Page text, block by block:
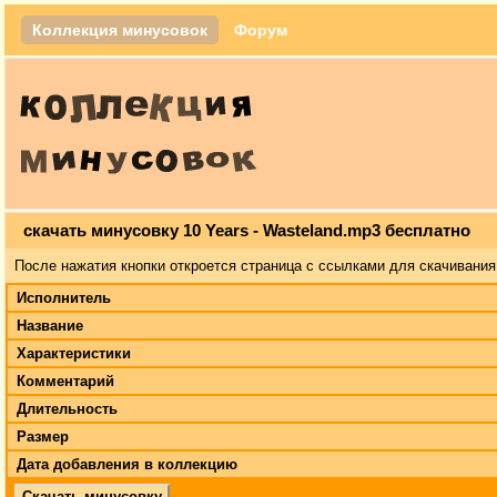
Коллекция минусовок Форум
скачать минусовку 10 Years - Wasteland.mp3 бесплатно
После нажатия кнопки откроется страница с ссылками для
Исполнитель
Название
Характеристики
Комментарий
Длительность
Размер
Дата добавления в коллекцию